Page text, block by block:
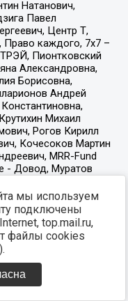
мы используем
подключены
top.mail.ru,
файлы cookies
).